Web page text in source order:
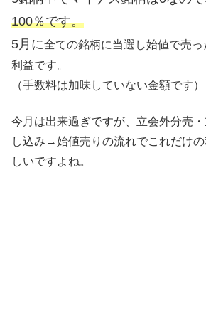
100％です。
5月に全ての銘柄に当選し始値で売
利益です。
（手数料は加味していない金額です）
今月は出来過ぎですが、立会外分売
し込み→始値売りの流れでこれだけ
しいですよね。